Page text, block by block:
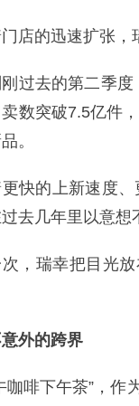
店的迅速扩张，
过去的第二季
数突破7.5亿件
。
快的上新速度
去几年里以意想
，瑞幸把目光
外的跨界
咖啡下午茶”，